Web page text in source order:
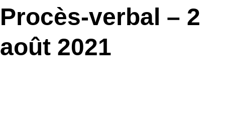
Procès-verbal – 2
août 2021